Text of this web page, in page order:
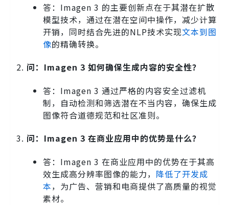
答：Imagen 3 的主要创新点在于其潜在扩散
模型技术，通过在潜在空间中操作，减少计算
开销，同时结合先进的NLP技术实现文本到图
像的精确转换。
问：Imagen 3 如何确保生成内容的安全性？
答：Imagen 3 通过严格的内容安全过滤机
制，自动检测和筛选潜在不当内容，确保生成
图像符合道德规范和社区准则。
问：Imagen 3 在商业应用中的优势是什么？
答：Imagen 3 在商业应用中的优势在于其高
效生成高分辨率图像的能力， 降低了开发成
本，为广告、营销和电商提供了高质量的视觉
素材。